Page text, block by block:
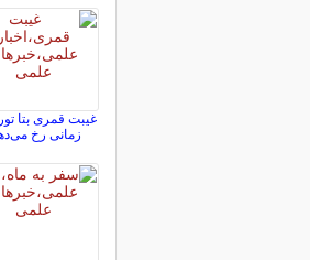
غیبت قمری بتا
زمانی رخ